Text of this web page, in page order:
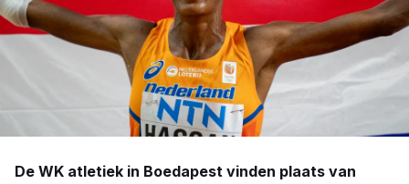
De WK atletiek in Boedapest vinden plaats van